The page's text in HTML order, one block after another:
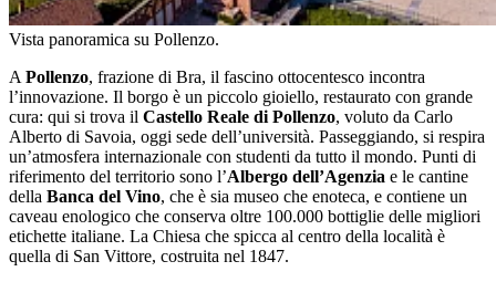
Vista panoramica su Pollenzo.
A Pollenzo, frazione di Bra, il fascino ottocentesco incontra
l’innovazione. Il borgo è un piccolo gioiello, restaurato con grande
cura: qui si trova il Castello Reale di Pollenzo, voluto da Carlo
Alberto di Savoia, oggi sede dell’università. Passeggiando, si respira
un’atmosfera internazionale con studenti da tutto il mondo. Punti di
riferimento del territorio sono l’Albergo dell’Agenzia e le cantine
della Banca del Vino, che è sia museo che enoteca, e contiene un
caveau enologico che conserva oltre 100.000 bottiglie delle migliori
etichette italiane. La Chiesa che spicca al centro della località è
quella di San Vittore, costruita nel 1847.